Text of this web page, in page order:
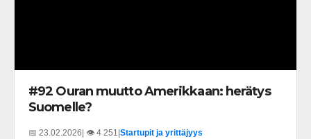
#92 Ouran muutto Amerikkaan: herätys
Suomelle?
📅 23.02.2026 | 👁️ 4 251 Startupit ja yrittäjyys